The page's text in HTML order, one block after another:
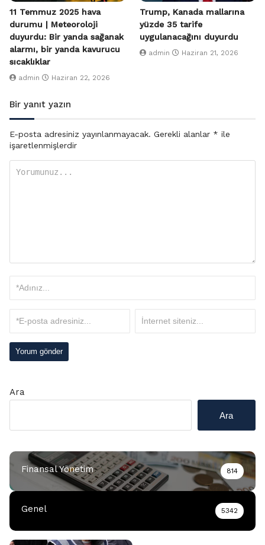
11 Temmuz 2025 hava
durumu | Meteoroloji
duyurdu: Bir yanda sağanak
alarmı, bir yanda kavurucu
sıcaklıklar
admin Haziran 22, 2026
Trump, Kanada mallarına
yüzde 35 tarife
uygulanacağını duyurdu
admin Haziran 21, 2026
Bir yanıt yazın
E-posta adresiniz yayınlanmayacak. Gerekli alanlar * ile
işaretlenmişlerdir
Ara
Ara
Finansal Yönetim 814
Genel 5342